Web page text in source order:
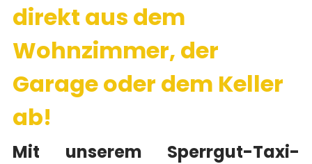
direkt aus dem
Wohnzimmer, der
Garage oder dem Keller
ab!
Mit unserem Sperrgut-Taxi-